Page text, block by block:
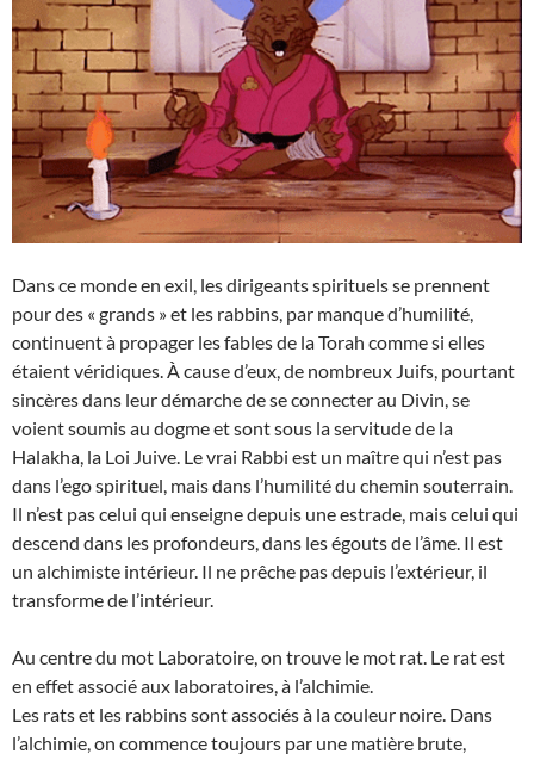
Dans ce monde en exil, les dirigeants spirituels se prennent
pour des « grands » et les rabbins, par manque d’humilité,
continuent à propager les fables de la Torah comme si elles
étaient véridiques. À cause d’eux, de nombreux Juifs, pourtant
sincères dans leur démarche de se connecter au Divin, se
voient soumis au dogme et sont sous la servitude de la
Halakha, la Loi Juive. Le vrai Rabbi est un maître qui n’est pas
dans l’ego spirituel, mais dans l’humilité du chemin souterrain.
Il n’est pas celui qui enseigne depuis une estrade, mais celui qui
descend dans les profondeurs, dans les égouts de l’âme. Il est
un alchimiste intérieur. Il ne prêche pas depuis l’extérieur, il
transforme de l’intérieur.
Au centre du mot Laboratoire, on trouve le mot rat. Le rat est
en effet associé aux laboratoires, à l’alchimie.
Les rats et les rabbins sont associés à la couleur noire. Dans
l’alchimie, on commence toujours par une matière brute,